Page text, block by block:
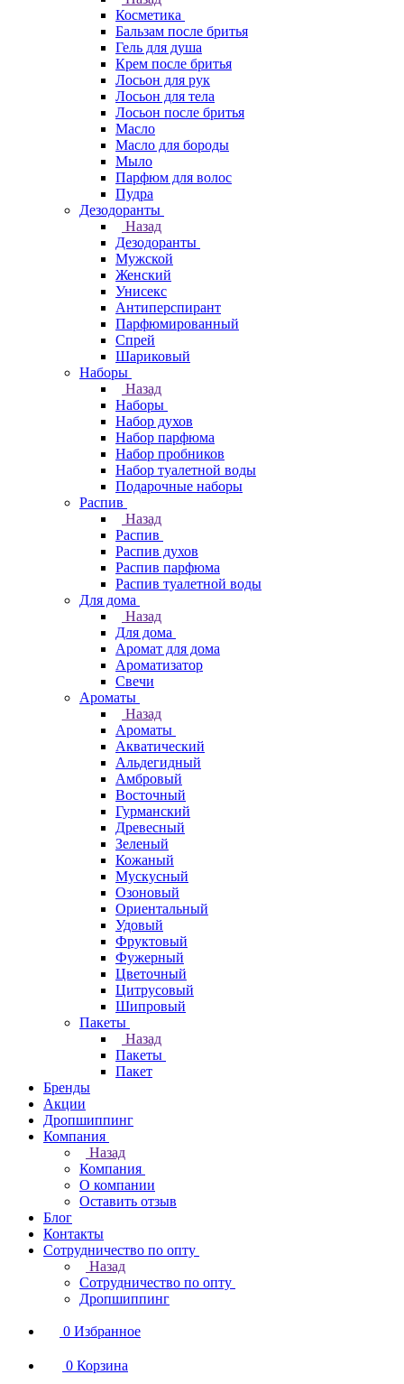
Косметика
Бальзам после бритья
Гель для душа
Крем после бритья
Лосьон для рук
Лосьон для тела
Лосьон после бритья
Масло
Масло для бороды
Мыло
Парфюм для волос
Пудра
Дезодоранты
Назад
Дезодоранты
Мужской
Женский
Унисекс
Антиперспирант
Парфюмированный
Спрей
Шариковый
Наборы
Назад
Наборы
Набор духов
Набор парфюма
Набор пробников
Набор туалетной воды
Подарочные наборы
Распив
Назад
Распив
Распив духов
Распив парфюма
Распив туалетной воды
Для дома
Назад
Для дома
Аромат для дома
Ароматизатор
Свечи
Ароматы
Назад
Ароматы
Акватический
Альдегидный
Амбровый
Восточный
Гурманский
Древесный
Зеленый
Кожаный
Мускусный
Озоновый
Ориентальный
Удовый
Фруктовый
Фужерный
Цветочный
Цитрусовый
Шипровый
Пакеты
Назад
Пакеты
Пакет
Бренды
Акции
Дропшиппинг
Компания
Назад
Компания
О компании
Оставить отзыв
Блог
Контакты
Сотрудничество по опту
Назад
Сотрудничество по опту
Дропшиппинг
0 Избранное
0 Корзина